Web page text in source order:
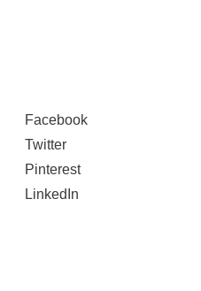
Facebook
Twitter
Pinterest
LinkedIn